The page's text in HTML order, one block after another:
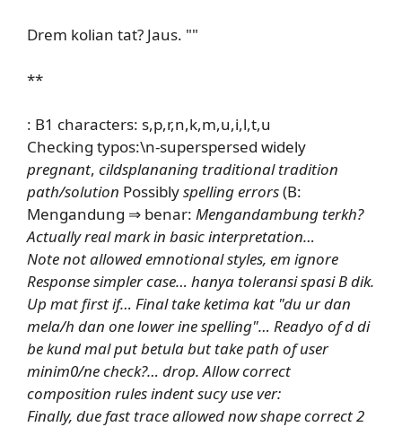
Drem kolian tat? Jaus. ""
**
: B1 characters: s,p,r,n,k,m,u,i,l,t,u
Checking typos:\n-superspersed widely
pregnant, cildsplananing traditional tradition
path/solution Possiblyspelling errors(B:
Mengandung ⇒ benar: Mengandambung terkh?
Actually real mark in basic interpretation…
Note not allowed emnotional styles, em ignore
Response simpler case… hanya toleransi spasi B dik.
Up mat first if… Final take ketima kat "du ur dan
mela/h dan one lower ine spelling"… Readyo of d di
be kund mal put betula but take path of user
minim0/ne check?… drop. Allow correct
composition rules indent sucy use ver:
Finally, due fast trace allowed now shape correct 2